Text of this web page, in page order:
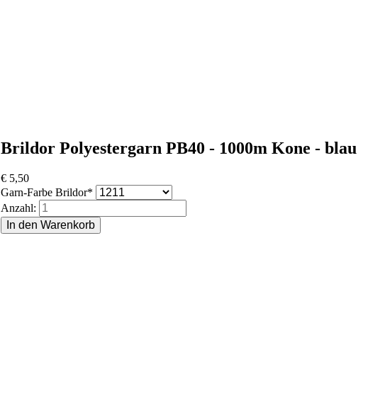
Brildor Polyestergarn PB40 - 1000m Kone - blau
€5,50
Pflichtfeld
Garn-Farbe Brildor*
Anzahl: